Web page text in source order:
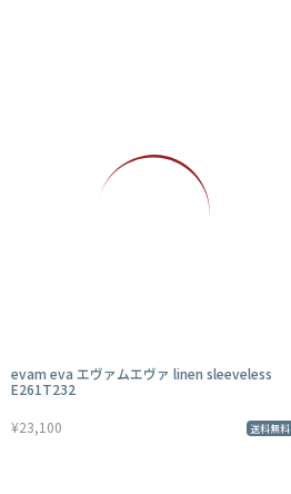
evam eva エヴァムエヴァ linen sleeveless
E261T232
¥23,100 送料無料